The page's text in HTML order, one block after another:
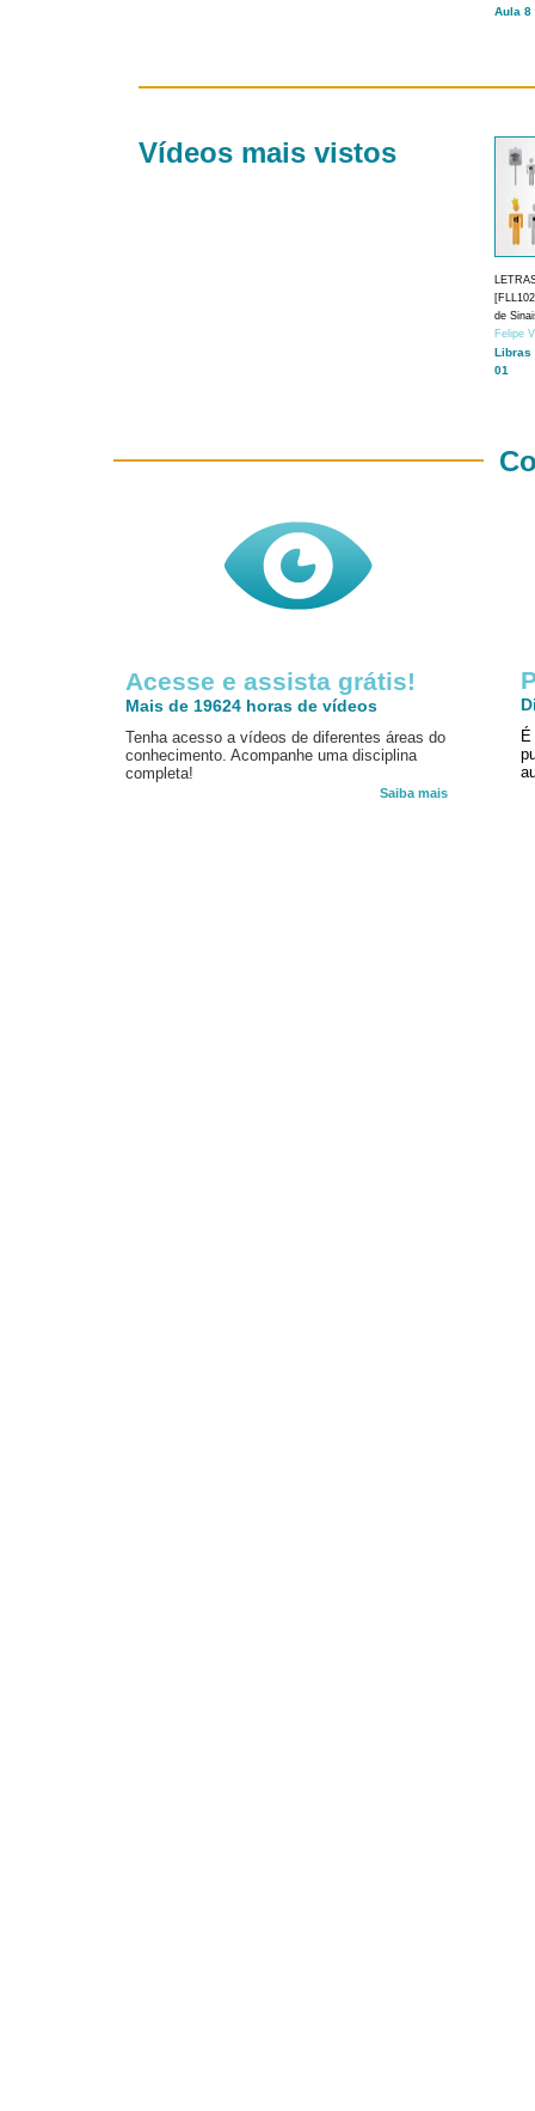
Aula 8
Vídeos mais vistos
de
Felipe
Libras
01
Acesse e assista grátis!
Mais de 19624 horas de vídeos
Tenha acesso a vídeos de diferentes áreas do
conhecimento. Acompanhe uma disciplina
completa!
Saiba mais